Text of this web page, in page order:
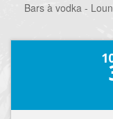
Bars à vodka -